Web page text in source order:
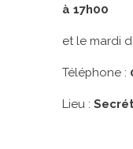
à 17h00
et le mardi
Téléphone :
Lieu :